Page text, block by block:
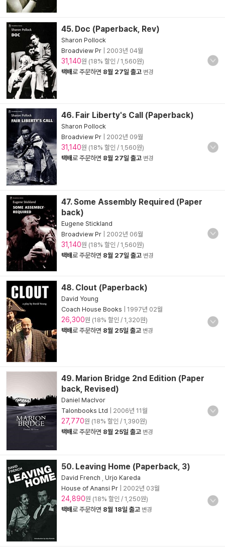
45. Doc (Paperback, Rev)
Sharon Pollock
Broadview Pr
2003년 04월
31,140원 (18% 할인 / 1,560원)
택배로 주문하면 8월 27일 출고 변경
46. Fair Liberty's Call (Paperback)
Sharon Pollock
Broadview Pr
2002년 09월
31,140원 (18% 할인 / 1,560원)
택배로 주문하면 8월 27일 출고 변경
47. Some Assembly Required (Paper
back)
Eugene Stickland
Broadview Pr
2002년 06월
31,140원 (18% 할인 / 1,560원)
택배로 주문하면 8월 27일 출고 변경
48. Clout (Paperback)
David Young
Coach House Books
1997년 02월
26,300원 (18% 할인 / 1,320원)
택배로 주문하면 8월 25일 출고 변경
49. Marion Bridge 2nd Edition (Paper
back, Revised)
Daniel Maclvor
Talonbooks Ltd
2006년 11월
27,770원 (18% 할인 / 1,390원)
택배로 주문하면 8월 25일 출고 변경
50. Leaving Home (Paperback, 3)
David French
Urjo Kareda
House of Anansi Pr
2002년 03월
24,890원 (18% 할인 / 1,250원)
택배로 주문하면 8월 18일 출고 변경